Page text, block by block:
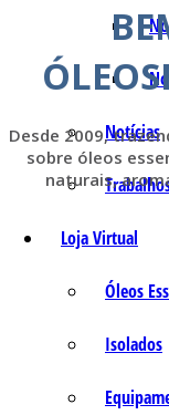
Notícias
Loja Virtual
Óleos
Isolados
Desde 2009,
sobre óleos
naturais,